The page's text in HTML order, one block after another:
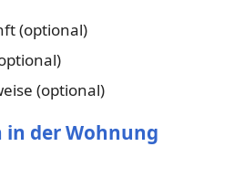
(optional)
(optional)
der Wohnung